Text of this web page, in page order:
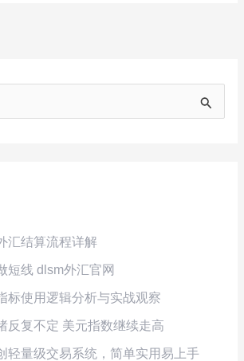
汇结算流程详解
短线 dlsm外汇官网
标使用逻辑分析与实战观察
反复不定 美元指数继续走高
轻量级交易系统，简单实用易上手